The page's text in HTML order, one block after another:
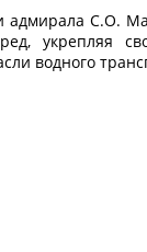
С.О.
укрепляя
водного